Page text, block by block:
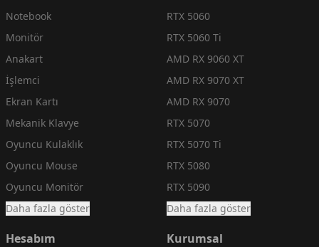
Notebook
Monitör
Anakart
İşlemci
Ekran Kartı
Mekanik Klavye
Oyuncu Kulaklık
Oyuncu Mouse
Oyuncu Monitör
Daha fazla göster
RTX 5060
RTX 5060 Ti
AMD RX 9060 XT
AMD RX 9070 XT
AMD RX 9070
RTX 5070
RTX 5070 Ti
RTX 5080
RTX 5090
Daha fazla göster
Hesabım Kurumsal